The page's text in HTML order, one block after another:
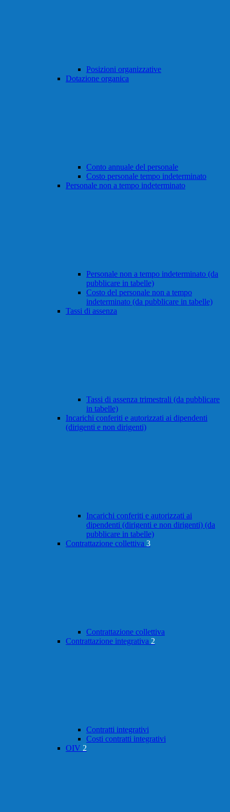
Posizioni organizzative
Dotazione organica
Conto annuale del personale
Costo personale tempo indeterminato
Personale non a tempo indeterminato
Personale non a tempo indeterminato (da
pubblicare in tabelle)
Costo del personale non a tempo
indeterminato (da pubblicare in tabelle)
Tassi di assenza
Tassi di assenza trimestrali (da pubblicare
in tabelle)
Incarichi conferiti e autorizzati ai dipendenti
(dirigenti e non dirigenti)
Incarichi conferiti e autorizzati ai
dipendenti (dirigenti e non dirigenti) (da
pubblicare in tabelle)
Contrattazione collettiva 3
Contrattazione collettiva
Contrattazione integrativa 2
Contratti integrativi
Costi contratti integrativi
OIV 2